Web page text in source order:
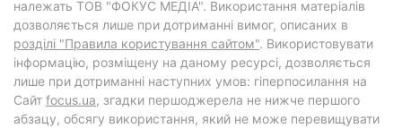
належать ТОВ "ФОКУС МЕДІА". Використання матеріалів
дозволяється лише при дотриманні вимог, описаних в
розділі "Правила користування сайтом". Використовувати
інформацію, розміщену на даному ресурсі, дозволяється
лише при дотриманні наступних умов: гіперпосилання на
Cайт focus.ua, згадки першоджерела не нижче першого
абзацу, обсягу використання, який не може перевищувати